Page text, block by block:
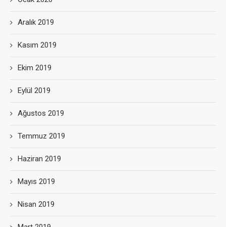
Aralık 2019
Kasım 2019
Ekim 2019
Eylül 2019
Ağustos 2019
Temmuz 2019
Haziran 2019
Mayıs 2019
Nisan 2019